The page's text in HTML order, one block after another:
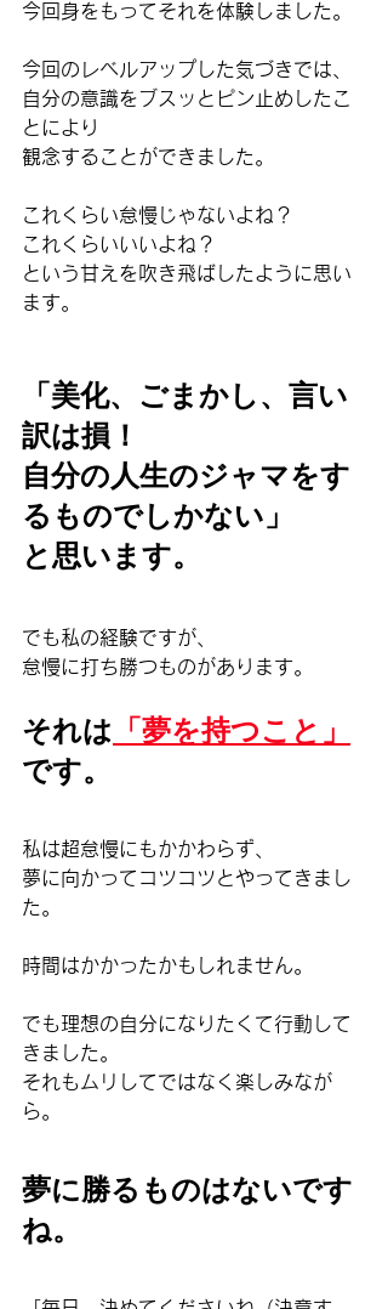
今回身をもってそれを体験しました。
今回のレベルアップした気づきでは、
自分の意識をブスッとピン止めしたこ
とにより
観念することができました。
これくらい怠慢じゃないよね？
これくらいいいよね？
という甘えを吹き飛ばしたように思い
ます。
「美化、ごまかし、言い
訳は損！
自分の人生のジャマをす
るものでしかない」
と思います。
でも私の経験ですが、
怠慢に打ち勝つものがあります。
それは 「夢を持つこと」
です。
私は超怠慢にもかかわらず、
夢に向かってコツコツとやってきまし
た。
時間はかかったかもしれません。
でも理想の自分になりたくて行動して
きました。
それもムリしてではなく楽しみなが
ら。
夢に勝るものはないです
ね。